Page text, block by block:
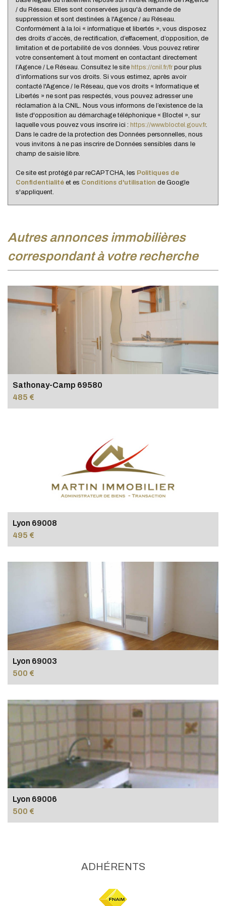
/ du Réseau. Elles sont conservées jusqu'à demande de
suppression et sont destinées à l'Agence / au Réseau.
Conformément à la loi « informatique et libertés », vous disposez
des droits d’accès, de rectification, d’effacement, d’opposition, de
limitation et de portabilité de vos données. Vous pouvez retirer
votre consentement à tout moment en contactant directement
l’Agence / Le Réseau. Consultez le site https://cnil.fr/fr pour plus
d’informations sur vos droits. Si vous estimez, après avoir
contacté l'Agence / le Réseau, que vos droits « Informatique et
Libertés » ne sont pas respectés, vous pouvez adresser une
réclamation à la CNIL. Nous vous informons de l’existence de la
liste d'opposition au démarchage téléphonique « Bloctel », sur
laquelle vous pouvez vous inscrire ici : https://www.bloctel.gouv.fr.
Dans le cadre de la protection des Données personnelles, nous
vous invitons à ne pas inscrire de Données sensibles dans le
champ de saisie libre.
Ce site est protégé par reCAPTCHA, les Politiques de
Confidentialité et es Conditions d'utilisation de Google
s'appliquent.
autres annonces immobilières
correspondant à votre recherche
Sathonay-Camp 69580
485 €
Lyon 69008
495 €
Lyon 69003
500 €
Lyon 69006
500 €
ADHÉRENTS